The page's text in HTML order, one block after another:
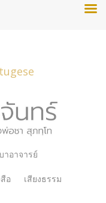
าอาจารย์
อ เสียงธรรม